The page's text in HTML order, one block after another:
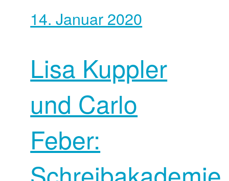
14. Januar 2020
Lisa Kuppler
und Carlo
Feber: